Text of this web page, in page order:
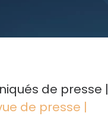
de presse
de presse